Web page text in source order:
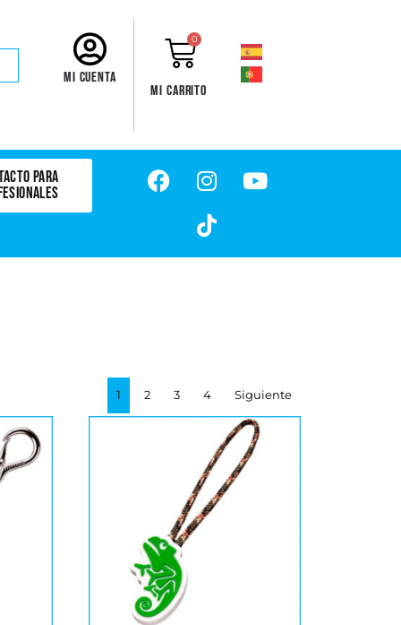
Mi cuenta
0
Mi carrito
PARA
1 2 3 4 Siguiente